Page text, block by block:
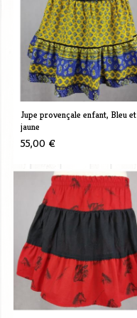
Jupe provençale enfant, Bleu et
jaune
55,00 €